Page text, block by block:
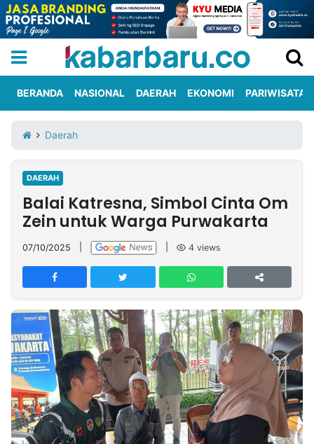
Iklan
Berita
Kami
Nasional
International
Olahraga
Entertainment
Daerah
Pariwisata
Kuliner
Kolom
Network
PT
TREETAN
MULTIMEDIA
INDONESIA
Partner
Insight
NTB
Suara
Time
Lens
IDN
Daily
Jogja
Jalan
Rakyat
Idealita
News
Kita
Notice
Radar
Baru
Seedbacklink
BERANDA NASIONAL DAERAH EKONOMI PARIWISATA
Daerah
DAERAH
Balai Katresna, Simbol Cinta Om
Zein untuk Warga Purwakarta
07/10/2025 4 views